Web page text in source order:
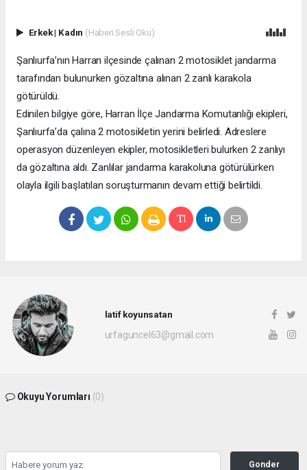
Erkek| Kadın (Haberi Sesli Oku)
Şanlıurfa’nın Harran ilçesinde çalınan 2 motosiklet jandarma
tarafından bulunurken gözaltına alınan 2 zanlı karakola
götürüldü.
Edinilen bilgiye göre, Harran İlçe Jandarma Komutanlığı ekipleri,
Şanlıurfa’da çalına 2 motosikletin yerini belirledi. Adreslere
operasyon düzenleyen ekipler, motosikletleri bulurken 2 zanlıyı
da gözaltına aldı. Zanlılar jandarma karakoluna götürülürken
olayla ilgili başlatılan soruşturmanın devam ettiği belirtildi.
latif koyunsatan
urfaguncel63@gmail.com
Okuyu Yorumları (0)
Gonder